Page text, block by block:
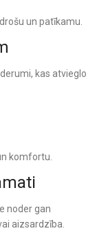
un patīkamu.
kas atvieglo
komfortu.
noder gan
aizsardzība.